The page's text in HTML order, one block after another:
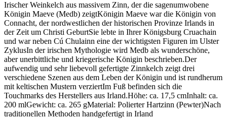
Irischer Weinkelch aus massivem Zinn, der die sagenumwobene
Königin Maeve (Medb) zeigtKönigin Maeve war die Königin von
Connacht, der nordwestlichen der historischen Provinze Irlands in
der Zeit um Christi GeburtSie lebte in Ihrer Königsburg Cruachain
und war neben Cú Chulainn eine der wichtigsten Figuren im Ulster
ZyklusIn der irischen Mythologie wird Medb als wunderschöne,
aber unerbittliche und kriegerische Königin beschrieben.Der
aufwendig und sehr liebevoll gefertigte Zinnkelch zeigt drei
verschiedene Szenen aus dem Leben der Königin und ist rundherum
mit keltischen Mustern verziertIm Fuß befinden sich die
Touchmarks des Herstellers aus Irland.Höhe: ca. 17,5 cmInhalt: ca.
200 mlGewicht: ca. 265 gMaterial: Polierter Hartzinn (Pewter)Nach
traditionellen Methoden handgefertigt in Irland